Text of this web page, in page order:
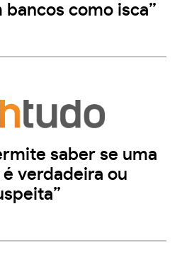
como isca”
saber se uma
é verdadeira ou